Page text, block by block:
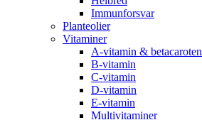
Immunforsvar
Planteolier
Vitaminer
A-vitamin & betacaroten
B-vitamin
C-vitamin
D-vitamin
E-vitamin
Multivitaminer